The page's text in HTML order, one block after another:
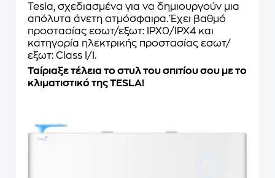
Tesla, σχεδιασμένα για να δημιουργούν μια
απόλυτα άνετη ατμόσφαιρα. Έχει βαθμό
προστασίας εσωτ/εξωτ: IPX0/IPX4 και
κατηγορία ηλεκτρικής προστασίας εσωτ/
εξωτ: Class I/I.
Ταίριαξε τέλεια το στυλ του σπιτίου σου με το
κλιματιστικό της TESLA!